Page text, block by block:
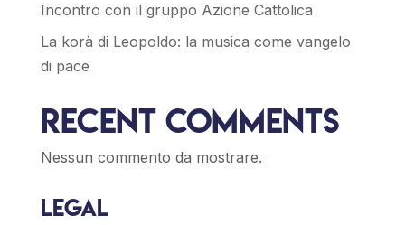
Incontro con il gruppo Azione Cattolica
La korà di Leopoldo: la musica come vangelo
di pace
Recent Comments
Nessun commento da mostrare.
Legal